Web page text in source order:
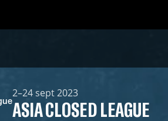
2–24 sept 2023
ASIA CLOSED LEAGUE